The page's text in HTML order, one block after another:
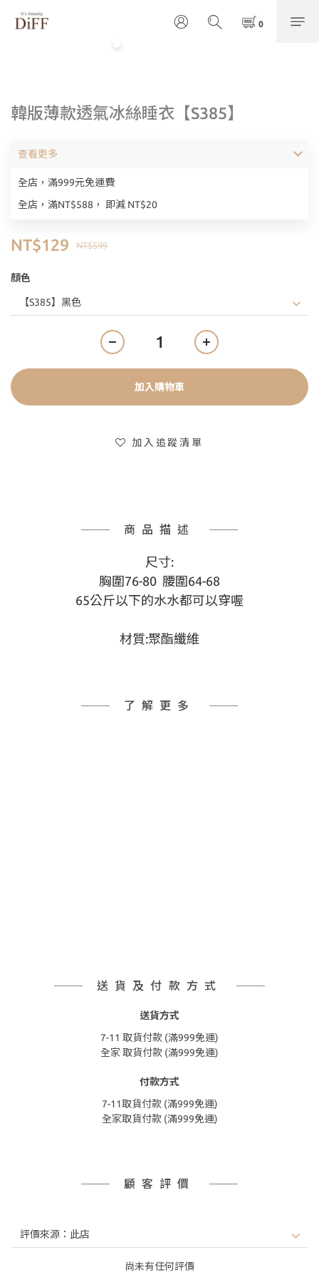
韓版薄款透氣冰絲睡衣【S385】
全店，滿999元免運費
全店，滿NT$588， 即減 NT$20
查看更多
NT$599
NT$129
顏色
加入購物車
加入追蹤清單
商品描述
尺寸:
胸圍76-80  腰圍64-68
65公斤以下的水水都可以穿喔
材質:聚酯纖維
了解更多
送貨及付款方式
送貨方式
7-11 取貨付款 (滿999免運)
全家 取貨付款 (滿999免運)
付款方式
7-11取貨付款 (滿999免運)
全家取貨付款 (滿999免運)
顧客評價
尚未有任何評價